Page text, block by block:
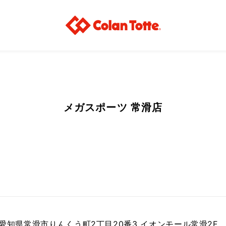
メガスポーツ 常滑店
知県常滑市りんくう町2丁目20番3 イオンモール常滑2F